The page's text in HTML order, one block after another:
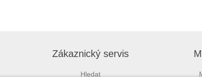
Zákaznický servis
Hledat